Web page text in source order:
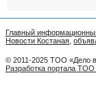
Главный
Новости Костаная
© 2011-2025 ТОО «Дело
Разработка портала ТОО